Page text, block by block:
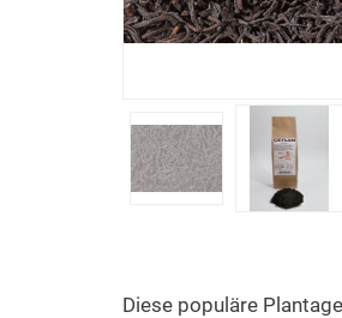
Diese populäre